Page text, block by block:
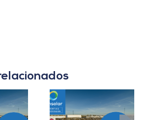
Prácticas